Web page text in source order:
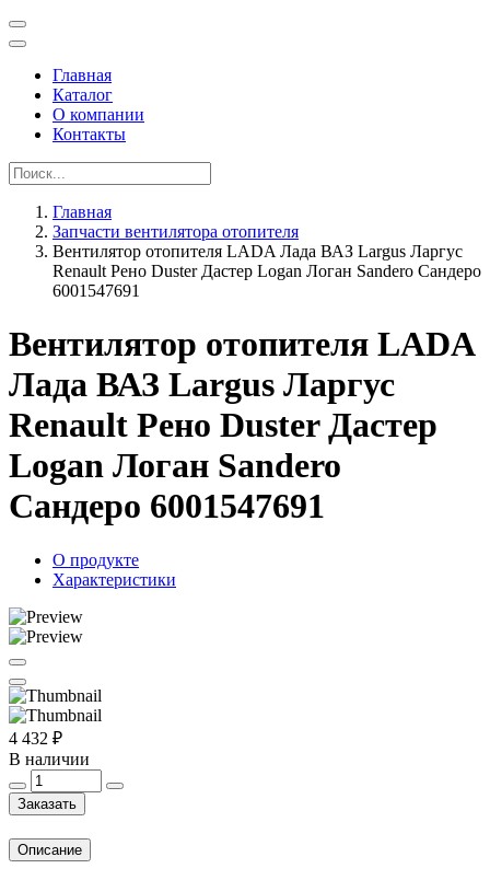
Главная
Каталог
О компании
Контакты
Главная
Запчасти вентилятора отопителя
Вентилятор отопителя LADA Лада ВАЗ Largus Ларгус
Renault Рено Duster Дастер Logan Логан Sandero Сандеро
6001547691
Вентилятор отопителя LADA
Лада ВАЗ Largus Ларгус
Renault Рено Duster Дастер
Logan Логан Sandero
Сандеро 6001547691
О продукте
Характеристики
4 432 ₽
В наличии
Заказать
Описание